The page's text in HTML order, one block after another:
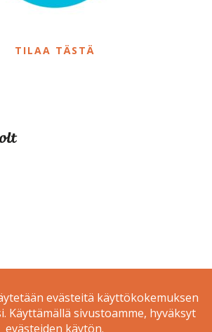
TILAA TÄSTÄ